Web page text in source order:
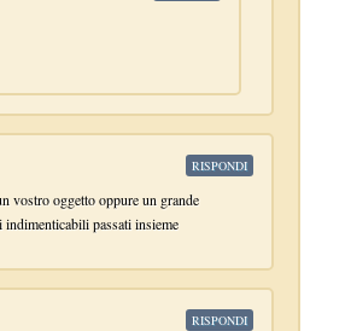
vostro oggetto oppure un grande
passati insieme
RISPONDI
RISPONDI